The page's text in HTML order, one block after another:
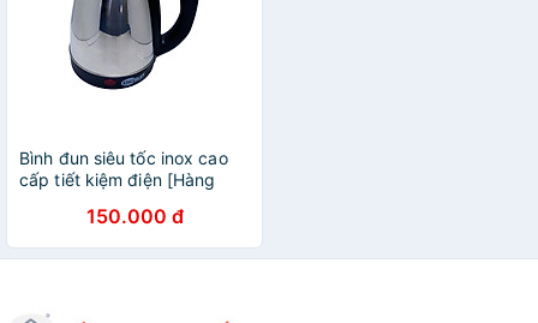
Bình đun siêu tốc inox cao
cấp tiết kiệm điện [Hàng
150.000 đ